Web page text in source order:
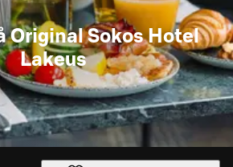
Original Sokos Hotel
Lakeus